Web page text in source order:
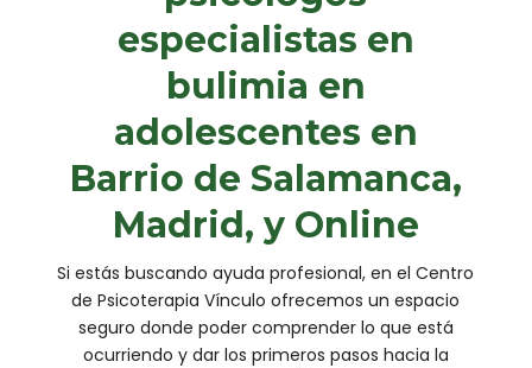
especialistas en
bulimia en
adolescentes en
Barrio de Salamanca,
Madrid, y Online
Si estás buscando ayuda profesional, en el Centro
de Psicoterapia Vínculo ofrecemos un espacio
seguro donde poder comprender lo que está
ocurriendo y dar los primeros pasos hacia la